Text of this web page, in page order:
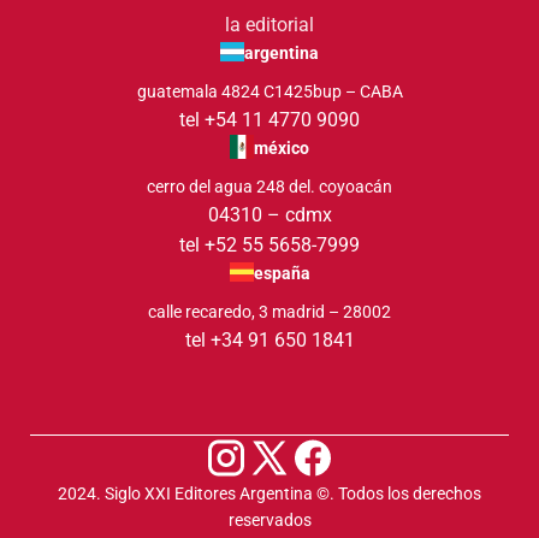
la editorial
argentina
guatemala 4824 C1425bup – CABA
tel +54 11 4770 9090
méxico
cerro del agua 248 del. coyoacán
04310 – cdmx
tel +52 55 5658-7999
españa
calle recaredo, 3 madrid – 28002
tel +34 91 650 1841
2024. Siglo XXI Editores Argentina ©️. Todos los derechos
reservados